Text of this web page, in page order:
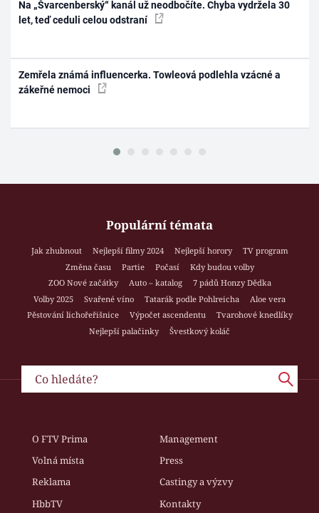
Na „Švarcenberský“ kanál už neodbočíte. Chyba vydržela 30
let, teď ceduli celou odstraní
Zemřela známá influencerka. Towleová podlehla vzácné a
zákeřné nemoci
Populární témata
Jak zhubnout Nejlepší filmy 2024 Nejlepší horory
TV program
Změna času
Partie Počasí
Kdy budou volby
ZOO Nové začátky
Auto – katalog
7 pádů Honzy Dědka
Volby 2025
Svařené víno Tatarák podle Pohlreicha
Aloe vera
Pěstování lichořeřišnice
Výpočet ascendentu
Tvarohové knedlíky
Nejlepší palačinky
Švestkový koláč
O FTV Prima
Management
Volná místa
Press
Reklama
Castingy a výzvy
HbbTV
Kontakty